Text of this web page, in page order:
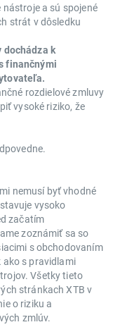
a sú spojené
strát v dôsledku
dochádza k
finančnými
rozdielové zmluvy
vysoké riziko, že
nemusí byť vhodné
vysoko
začatím
zoznámiť sa so
s obchodovaním
s pravidlami
Všetky tieto
stránkach XTB v
o riziku a
zmlúv.